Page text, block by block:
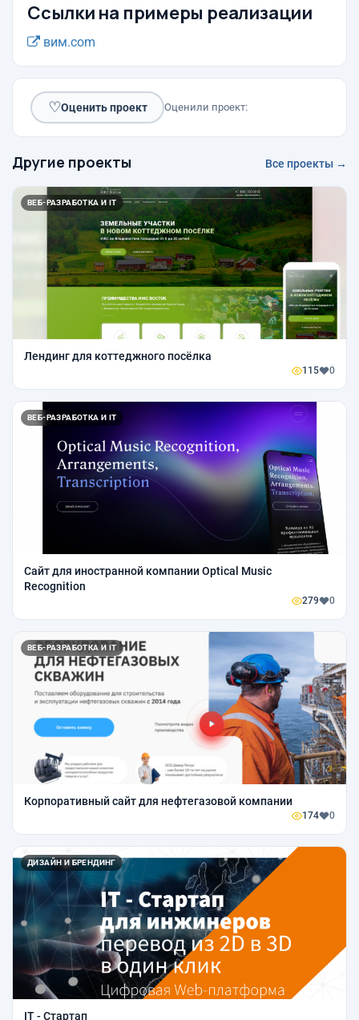
Ссылки на примеры реализации
вим.com
♡Оценить проект Оценили проект:
Другие проекты Все проекты →
ВЕБ-РАЗРАБОТКА И IT
Лендинг для коттеджного посёлка
115 0
ВЕБ-РАЗРАБОТКА И IT
Сайт для иностранной компании Optical Music
Recognition
279 0
ВЕБ-РАЗРАБОТКА И IT
Корпоративный сайт для нефтегазовой компании
174 0
ДИЗАЙН И БРЕНДИНГ
IT - Стартап